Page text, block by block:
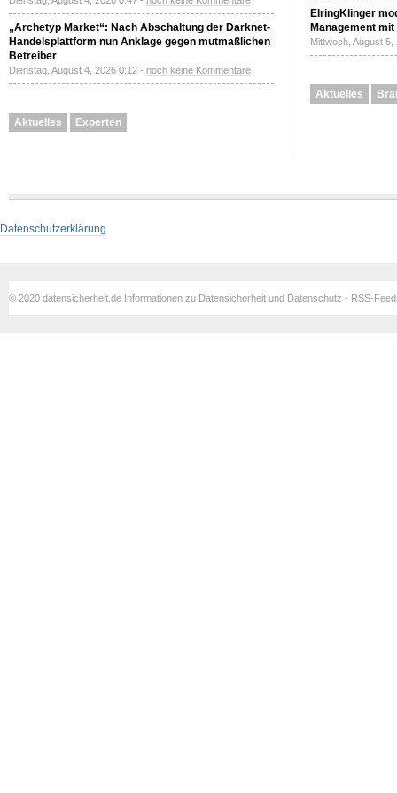
„Archetyp Market“: Nach Abschaltung der Darknet-
Handelsplattform nun Anklage gegen mutmaßlichen
Betreiber
Dienstag, August 4, 2026 0:12 - noch keine Kommentare
Aktuelles Experten
ElringKlinger
Management
Mittwoch, August
Aktuelles
Datenschutzerklärung
© 2020 datensicherheit.de Informationen zu Datensicherheit und Datenschutz - RSS-